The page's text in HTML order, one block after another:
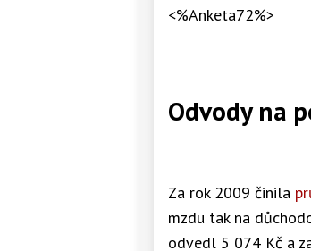
<%Anketa72%>
Odvody na
Za rok 2009 činila
mzdu tak na
odvedl 5 074 Kč a